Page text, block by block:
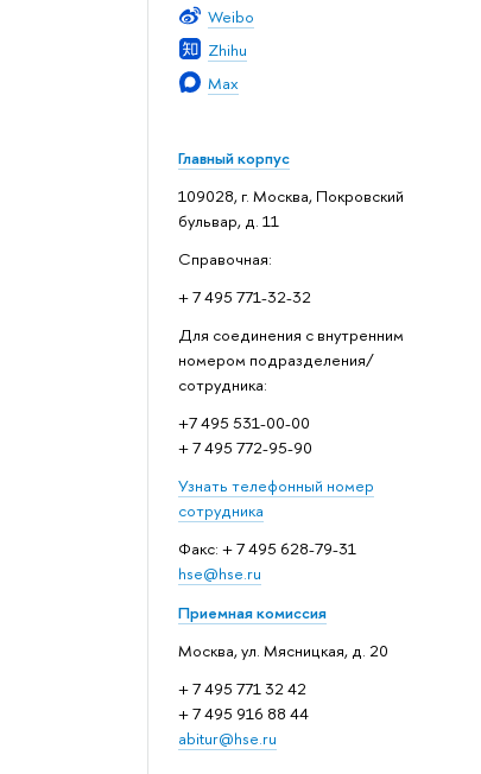
Weibo
Zhihu
Max
Главный корпус
109028, г. Москва, Покровский
бульвар, д. 11
Справочная:
+ 7 495 771-32-32
Для соединения с внутренним
номером подразделения/
сотрудника:
+7 495 531-00-00
+ 7 495 772-95-90
Узнать телефонный номер
сотрудника
Факс: + 7 495 628-79-31
hse@hse.ru
Приемная комиссия
Москва, ул. Мясницкая, д. 20
+ 7 495 771 32 42
+ 7 495 916 88 44
abitur@hse.ru